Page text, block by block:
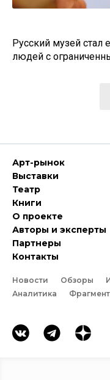
Русский музей стал
людей с
Арт-рынок
Выставки
Театр
Книги
О проекте
Авторы и эксперты
Партнеры
Контакты
Новости Обзоры
Аналитика